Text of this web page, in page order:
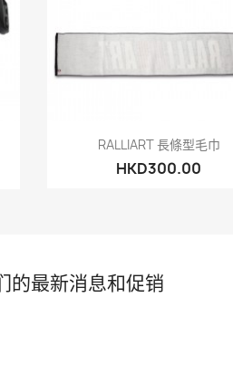
快速查看
RALLIART 長條型毛巾
HKD300.00
的最新消息和促销